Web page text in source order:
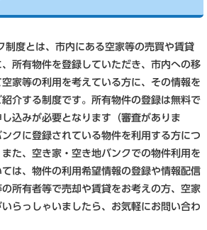
度とは、市内にある空家等の売買や賃貸
所有物件を登録していただき、市内への移
家等の利用を考えている方に、その情報を
介する制度です。所有物件の登録は無料で
込みが必要となります（審査がありま
クに登録されている物件を利用する方につ
た、空き家・空き地バンクでの物件利用を
は、物件の利用希望情報の登録や情報配信
所有者等で売却や賃貸をお考えの方、空家
らっしゃいましたら、お気軽にお問い合わ